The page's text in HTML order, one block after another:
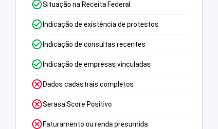
Situação na Receita Federal
Indicação de existência de protestos
Indicação de consultas recentes
Indicação de empresas vinculadas
Dados cadastrais completos
Serasa Score Positivo
Faturamento ou renda presumida